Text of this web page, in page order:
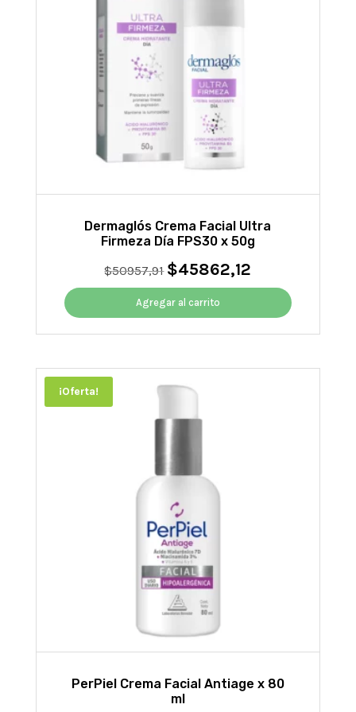
Dermaglós Crema Facial Ultra
Firmeza Día FPS30 x 50g
$50957,91 El
precio
original
era:
$50957,91.
$45862,12
precio
es:
$45862,12.
Agregar al carrito
¡Oferta!
PerPiel Crema Facial Antiage x 80
ml